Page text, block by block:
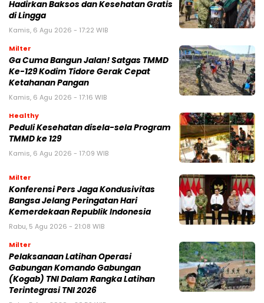
Hadirkan Baksos dan Kesehatan Gratis
di Lingga
Kamis, 6 Agu 2026 - 17:22 WIB
Milter
Ga Cuma Bangun Jalan! Satgas TMMD
Ke-129 Kodim Tidore Gerak Cepat
Ketahanan Pangan
Kamis, 6 Agu 2026 - 17:16 WIB
Healthy
Peduli Kesehatan disela-sela Program
TMMD ke 129
Kamis, 6 Agu 2026 - 17:09 WIB
Milter
Konferensi Pers Jaga Kondusivitas
Bangsa Jelang Peringatan Hari
Kemerdekaan Republik Indonesia
Rabu, 5 Agu 2026 - 21:08 WIB
Milter
Pelaksanaan Latihan Operasi
Gabungan Komando Gabungan
(Kogab) TNI Dalam Rangka Latihan
Terintegrasi TNI 2026